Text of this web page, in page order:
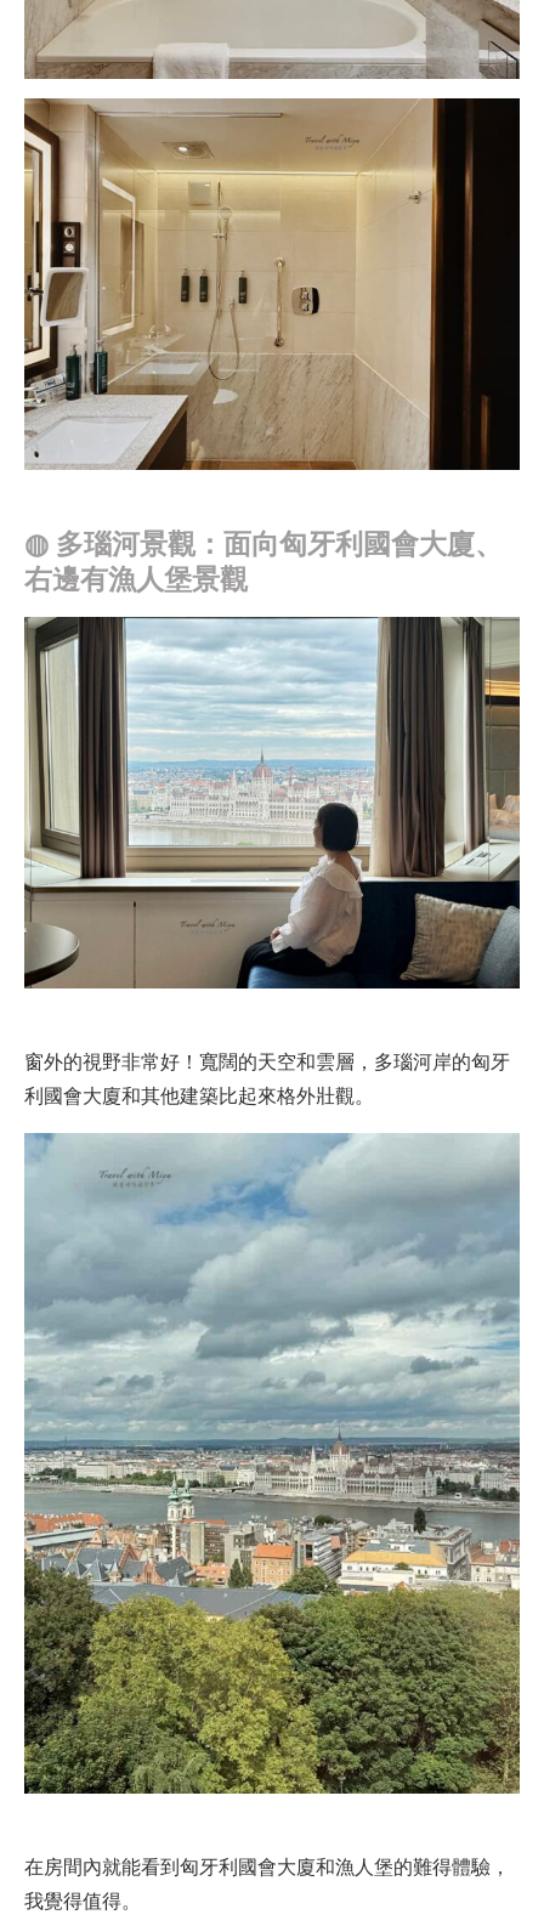
◍ 多瑙河景觀：面向匈牙利國會大廈、
右邊有漁人堡景觀
窗外的視野非常好！寬闊的天空和雲層，多瑙河岸的匈牙
利國會大廈和其他建築比起來格外壯觀。
在房間內就能看到匈牙利國會大廈和漁人堡的難得體驗，
我覺得值得。